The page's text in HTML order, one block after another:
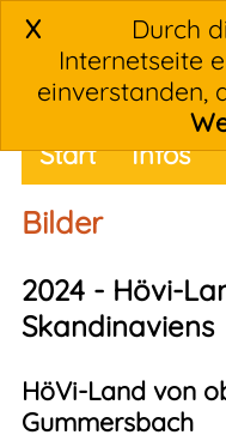
X
Durch
Internetseite
einverstanden,
Start Infos
Termine
Bilder
2024 - Hövi-
Skandinaviens
HöVi-Land von
Gummersbach